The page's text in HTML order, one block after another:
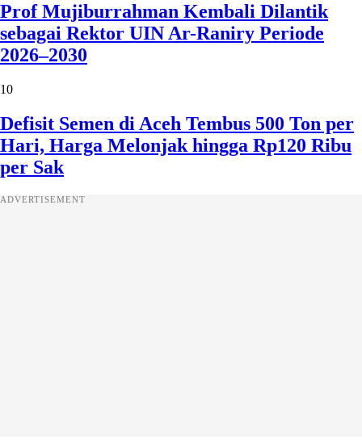
Prof Mujiburrahman Kembali Dilantik
sebagai Rektor UIN Ar-Raniry Periode
2026–2030
10
Defisit Semen di Aceh Tembus 500 Ton per
Hari, Harga Melonjak hingga Rp120 Ribu
per Sak
ADVERTISEMENT